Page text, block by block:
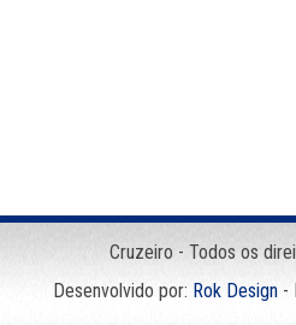
Cruzeiro - Todos os
Desenvolvido por: Rok Design-